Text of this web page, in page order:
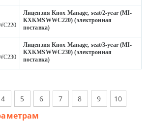
Лицензия Knox Manage, seat/2-year (MI-
KXKMSWWC220) (электронная
поставка)
Лицензия Knox Manage, seat/3-year (MI-
KXKMSWWC230) (электронная
поставка)
4 5 6 7 8 9 10